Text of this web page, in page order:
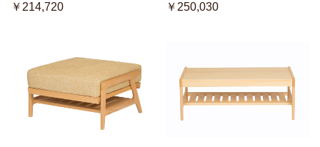
￥214,720
￥250,030